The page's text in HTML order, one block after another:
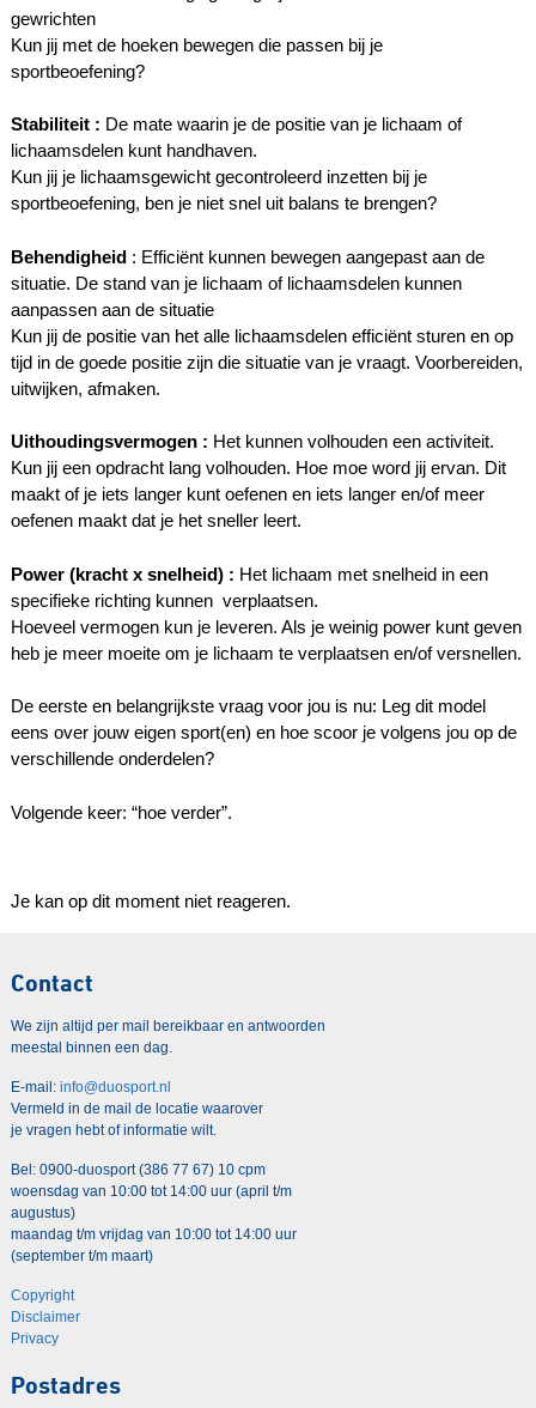
gewrichten
Kun jij met de hoeken bewegen die passen bij je
sportbeoefening?
Stabiliteit : De mate waarin je de positie van je lichaam of
lichaamsdelen kunt handhaven.
Kun jij je lichaamsgewicht gecontroleerd inzetten bij je
sportbeoefening, ben je niet snel uit balans te brengen?
Behendigheid: Efficiënt kunnen bewegen aangepast aan de
situatie. De stand van je lichaam of lichaamsdelen kunnen
aanpassen aan de situatie
Kun jij de positie van het alle lichaamsdelen efficiënt sturen en op
tijd in de goede positie zijn die situatie van je vraagt. Voorbereiden,
uitwijken, afmaken.
Uithoudingsvermogen : Het kunnen volhouden een activiteit.
Kun jij een opdracht lang volhouden. Hoe moe word jij ervan. Dit
maakt of je iets langer kunt oefenen en iets langer en/of meer
oefenen maakt dat je het sneller leert.
Power (kracht x snelheid) : Het lichaam met snelheid in een
specifieke richting kunnen verplaatsen.
Hoeveel vermogen kun je leveren. Als je weinig power kunt geven
heb je meer moeite om je lichaam te verplaatsen en/of versnellen.
De eerste en belangrijkste vraag voor jou is nu: Leg dit model
eens over jouw eigen sport(en) en hoe scoor je volgens jou op de
verschillende onderdelen?
Volgende keer: “hoe verder”.
Je kan op dit moment niet reageren.
Contact
We zijn altijd per mail bereikbaar en antwoorden
meestal binnen een dag.
E-mail: info@duosport.nl
Vermeld in de mail de locatie waarover
je vragen hebt of informatie wilt.
Bel: 0900-duosport (386 77 67) 10 cpm
woensdag van 10:00 tot 14:00 uur (april t/m
augustus)
maandag t/m vrijdag van 10:00 tot 14:00 uur
(september t/m maart)
Copyright
Disclaimer
Privacy
Postadres